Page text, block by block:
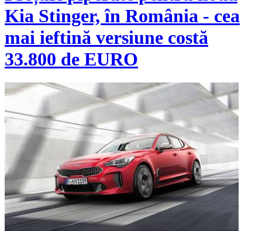
Kia Stinger, în România - cea
mai ieftină versiune costă
33.800 de EURO